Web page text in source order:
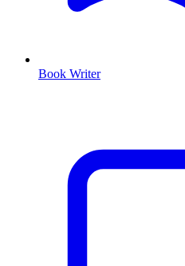
Book Writer